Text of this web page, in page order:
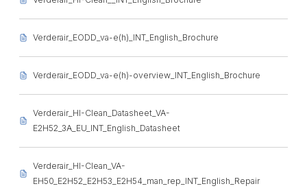
Verderair_EODD_va-e(h)_INT_English_Brochure
Verderair_EODD_va-e(h)-overview_INT_English_Brochure
Verderair_HI-Clean_Datasheet_VA-
E2H52_3A_EU_INT_English_Datasheet
Verderair_HI-Clean_VA-
EH50_E2H52_E2H53_E2H54_man_rep_INT_English_Repair